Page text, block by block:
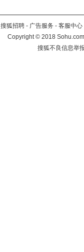
搜狐招聘 - 广告服务 - 客服中心
Copyright©2018
搜狐不良信息举